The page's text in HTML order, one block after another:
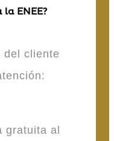
ENEE?
del cliente
gratuita al